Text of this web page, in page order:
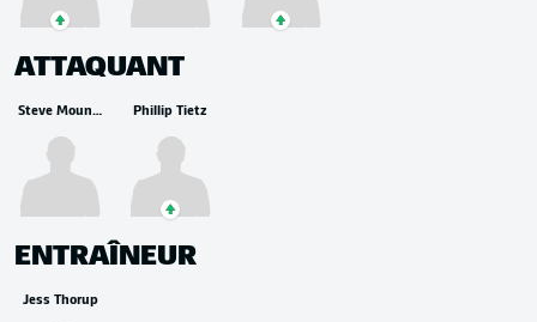
ATTAQUANT
Steve Mounié Phillip Tietz
ENTRAÎNEUR
Jess Thorup